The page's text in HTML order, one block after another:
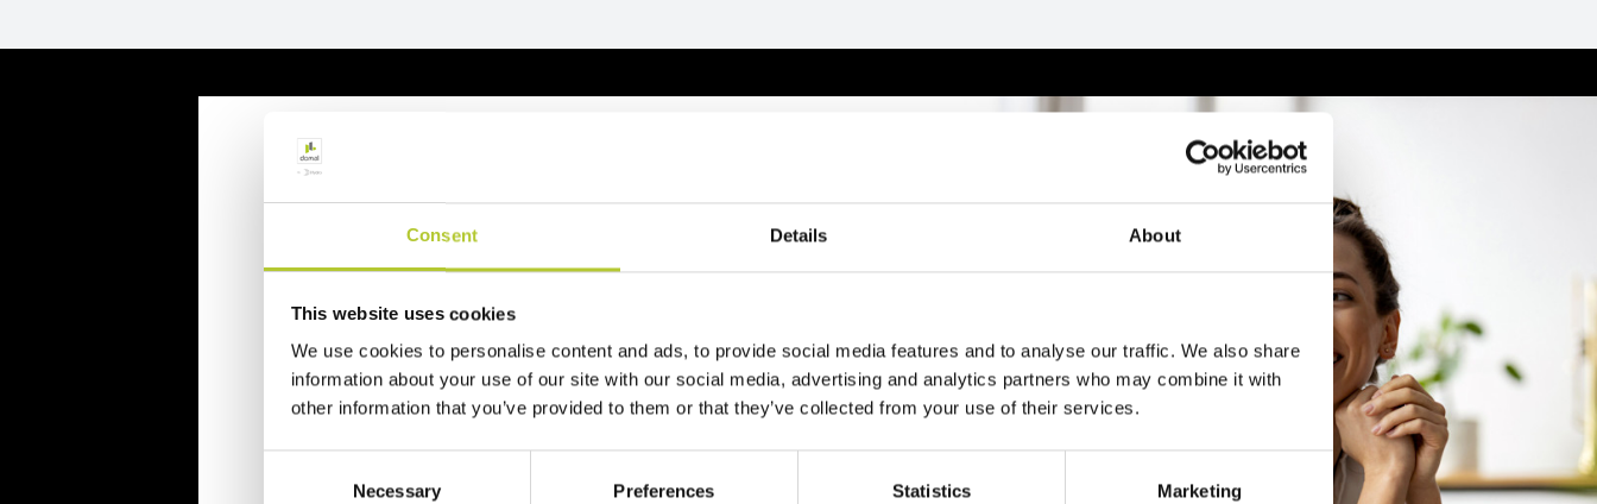
Consent Details About
This website uses cookies
We use cookies to personalise content and ads, to provide social media features and to analyse our traffic. We also share
information about your use of our site with our social media, advertising and analytics partners who may combine it with
other information that you’ve provided to them or that they’ve collected from your use of their services.
Necessary Preferences Statistics Marketing
Richiedi un preventivo
Richiedi il tuo preventivo in 2 minuti
Il tuo nome, cognome e l'indirizzo del tuo progetto
Nome e cognome